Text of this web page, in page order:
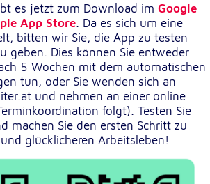
es jetzt zum Download im Google
App Store. Da es sich um eine
bitten wir Sie, die App zu testen
geben. Dies können Sie entweder
5 Wochen mit dem automatischen
tun, oder Sie wenden sich an
und nehmen an einer online
folgt). Testen Sie
machen Sie den ersten Schritt zu
glücklicheren Arbeitsleben!